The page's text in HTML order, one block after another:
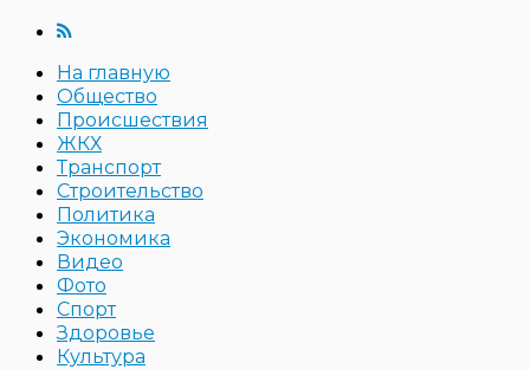
На главную
Общество
Происшествия
ЖКХ
Транспорт
Строительство
Политика
Экономика
Видео
Фото
Спорт
Здоровье
Культура